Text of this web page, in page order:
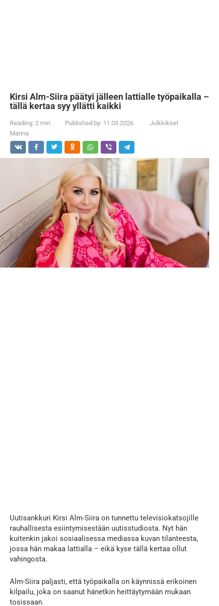
Kirsi Alm-Siira päätyi jälleen lattialle työpaikalla –
tällä kertaa syy yllätti kaikki
Reading: 2 min Published by: 11.03.2026
Julkkikset
Marina
Uutisankkuri Kirsi Alm-Siira on tunnettu televisiokatsojille
rauhallisesta esiintymisestään uutisstudiosta. Nyt hän
kuitenkin jakoi sosiaalisessa mediassa kuvan tilanteesta,
jossa hän makaa lattialla – eikä kyse tällä kertaa ollut
vahingosta.
Alm-Siira paljasti, että työpaikalla on käynnissä erikoinen
kilpailu, joka on saanut hänetkin heittäytymään mukaan
tosissaan.